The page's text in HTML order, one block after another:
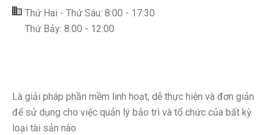
Thứ Hai - Thứ Sáu: 8:00 - 17:30
Thứ Bảy: 8:00 - 12:00
Là giải pháp phần mềm linh hoạt, dễ thực hiện và đơn giản
để sử dụng cho việc quản lý bảo trì và tổ chức của bất kỳ
loại tài sản nào